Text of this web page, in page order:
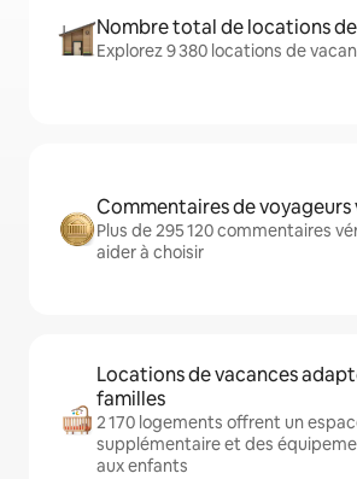
Nombre total de locations
Explorez 9 380 locations de
Commentaires de voyageurs
Plus de 295 120 commentaires
aider à choisir
Locations de vacances
familles
2 170 logements offrent un
supplémentaire et des
aux enfants